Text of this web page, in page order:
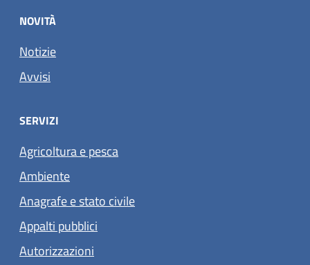
NOVITÀ
Notizie
Avvisi
SERVIZI
Agricoltura e pesca
Ambiente
Anagrafe e stato civile
Appalti pubblici
Autorizzazioni